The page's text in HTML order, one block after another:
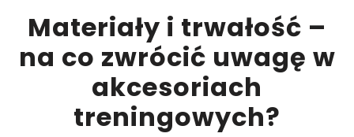
Materiały i trwałość –
na co zwrócić uwagę w
akcesoriach
treningowych?